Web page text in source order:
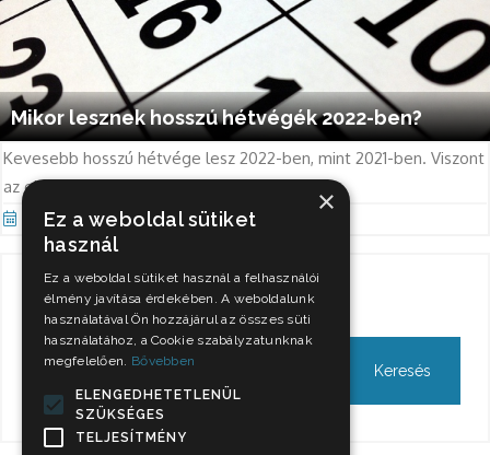
Mikor lesznek hosszú hétvégék 2022-ben?
Kevesebb hosszú hétvége lesz 2022-ben, mint 2021-ben. Viszont
az elsőre csak márciusig kell várni.
Jan 3, 2022
Keresés
×
Ez a weboldal sütiket
használ
Ez a weboldal sütiket használ a felhasználói
élmény javítása érdekében. A weboldalunk
használatával Ön hozzájárul az összes süti
használatához, a Cookie szabályzatunknak
megfelelően. Bővebben
ELENGEDHETETLENÜL
SZÜKSÉGES
TELJESÍTMÉNY